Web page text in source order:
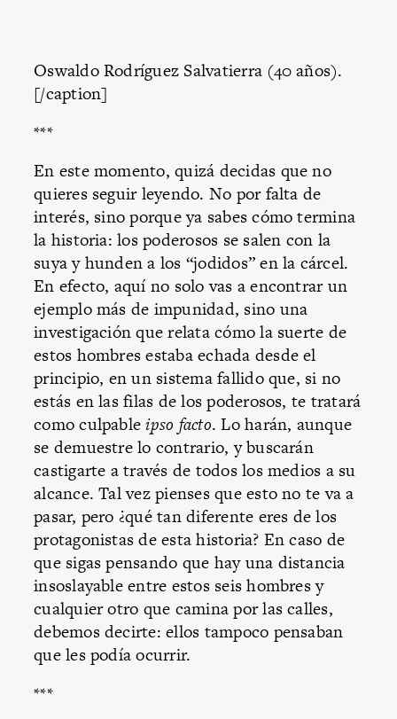
Oswaldo Rodríguez Salvatierra (40 años).
[/caption]
***
En este momento, quizá decidas que no
quieres seguir leyendo. No por falta de
interés, sino porque ya sabes cómo termina
la historia: los poderosos se salen con la
suya y hunden a los “jodidos” en la cárcel.
En efecto, aquí no solo vas a encontrar un
ejemplo más de impunidad, sino una
investigación que relata cómo la suerte de
estos hombres estaba echada desde el
principio, en un sistema fallido que, si no
estás en las filas de los poderosos, te tratará
como culpableipso facto. Lo harán, aunque
se demuestre lo contrario, y buscarán
castigarte a través de todos los medios a su
alcance. Tal vez pienses que esto no te va a
pasar, pero ¿qué tan diferente eres de los
protagonistas de esta historia? En caso de
que sigas pensando que hay una distancia
insoslayable entre estos seis hombres y
cualquier otro que camina por las calles,
debemos decirte: ellos tampoco pensaban
que les podía ocurrir.
***